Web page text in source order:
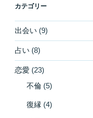
カテゴリー
出会い (9)
占い (8)
恋愛 (23)
不倫 (5)
復縁 (4)